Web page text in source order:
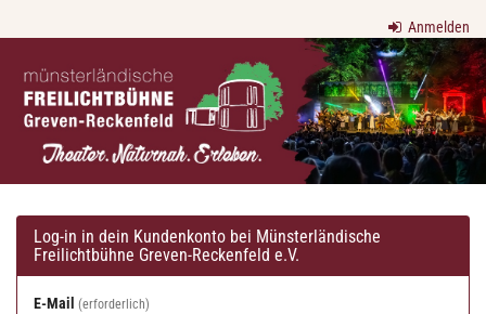
Haupt-
springen
Anmelden
Münsterländische
Freilichtbühne
Greven-
Reckenfeld
e.V.Log-in in dein Kundenkonto bei Münsterländische
Freilichtbühne Greven-Reckenfeld e.V.
E-Mail erforderlich